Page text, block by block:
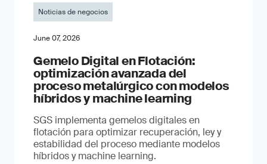
Noticias de negocios
June 07, 2026
Gemelo Digital en Flotación:
optimización avanzada del
proceso metalúrgico con modelos
híbridos y machine learning
SGS implementa gemelos digitales en
flotación para optimizar recuperación, ley y
estabilidad del proceso mediante modelos
híbridos y machine learning.